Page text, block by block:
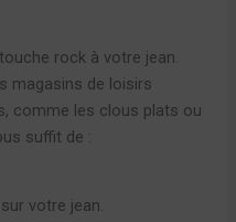
rock à votre jean.
magasins de loisirs
comme les clous plats ou
suffit de :
votre jean.